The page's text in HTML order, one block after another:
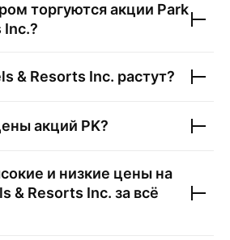
торгуются акции Park
Inc.?
& Resorts Inc. растут?
акций PK?
и низкие цены на
& Resorts Inc. за всё